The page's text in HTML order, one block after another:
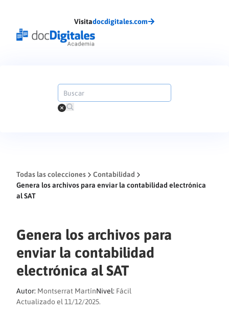
Visitadocdigitales.com
Todas las colecciones
Contabilidad
Genera los archivos para enviar la contabilidad electrónica
al SAT
Genera los archivos para
enviar la contabilidad
electrónica al SAT
Autor: Montserrat MartínNivel: Fácil
Actualizado el 11/12/2025.